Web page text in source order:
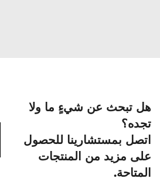
هل تبحث عن شيءٍ ما ولا
تجده؟
اتصل بمستشارينا للحصول
على مزيد من المنتجات
المتاحة.